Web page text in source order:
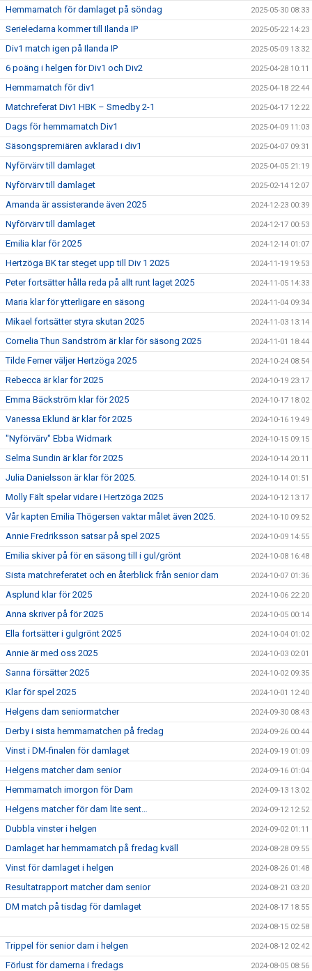
Hemmamatch för damlaget på söndag 2025-05-30 08:33
Serieledarna kommer till Ilanda IP 2025-05-22 14:23
Div1 match igen på Ilanda IP 2025-05-09 13:32
6 poäng i helgen för Div1 och Div2 2025-04-28 10:11
Hemmamatch för div1 2025-04-18 22:44
Matchreferat Div1 HBK – Smedby 2-1 2025-04-17 12:22
Dags för hemmamatch Div1 2025-04-09 11:03
Säsongspremiären avklarad i div1 2025-04-07 09:31
Nyförvärv till damlaget 2025-04-05 21:19
Nyförvärv till damlaget 2025-02-14 12:07
Amanda är assisterande även 2025 2024-12-23 00:39
Nyförvärv till damlaget 2024-12-17 00:53
Emilia klar för 2025 2024-12-14 01:07
Hertzöga BK tar steget upp till Div 1 2025 2024-11-19 19:53
Peter fortsätter hålla reda på allt runt laget 2025 2024-11-05 14:33
Maria klar för ytterligare en säsong 2024-11-04 09:34
Mikael fortsätter styra skutan 2025 2024-11-03 13:14
Cornelia Thun Sandström är klar för säsong 2025 2024-11-01 18:44
Tilde Ferner väljer Hertzöga 2025 2024-10-24 08:54
Rebecca är klar för 2025 2024-10-19 23:17
Emma Bäckström klar för 2025 2024-10-17 18:02
Vanessa Eklund är klar för 2025 2024-10-16 19:49
"Nyförvärv" Ebba Widmark 2024-10-15 09:15
Selma Sundin är klar för 2025 2024-10-14 20:11
Julia Danielsson är klar för 2025. 2024-10-14 01:51
Molly Fält spelar vidare i Hertzöga 2025 2024-10-12 13:17
Vår kapten Emilia Thögersen vaktar målet även 2025. 2024-10-10 09:52
Annie Fredriksson satsar på spel 2025 2024-10-09 14:55
Emilia skiver på för en säsong till i gul/grönt 2024-10-08 16:48
Sista matchreferatet och en återblick från senior dam 2024-10-07 01:36
Asplund klar för 2025 2024-10-06 22:20
Anna skriver på för 2025 2024-10-05 00:14
Ella fortsätter i gulgrönt 2025 2024-10-04 01:02
Annie är med oss 2025 2024-10-03 02:01
Sanna försätter 2025 2024-10-02 09:35
Klar för spel 2025 2024-10-01 12:40
Helgens dam seniormatcher 2024-09-30 08:43
Derby i sista hemmamatchen på fredag 2024-09-26 00:44
Vinst i DM-finalen för damlaget 2024-09-19 01:09
Helgens matcher dam senior 2024-09-16 01:04
Hemmamatch imorgon för Dam 2024-09-13 13:02
Helgens matcher för dam lite sent… 2024-09-12 12:52
Dubbla vinster i helgen 2024-09-02 01:11
Damlaget har hemmamatch på fredag kväll 2024-08-28 09:55
Vinst för damlaget i helgen 2024-08-26 01:48
Resultatrapport matcher dam senior 2024-08-21 03:20
DM match på tisdag för damlaget 2024-08-17 18:55
2024-08-15 02:58
Trippel för senior dam i helgen 2024-08-12 02:42
Förlust för damerna i fredags 2024-08-05 08:56